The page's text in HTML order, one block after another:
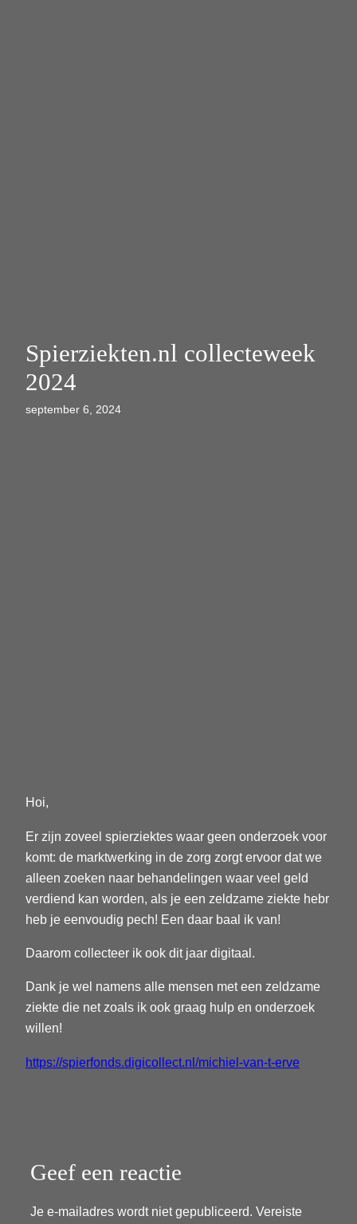
Spierziekten.nl collecteweek
2024
september 6, 2024
Hoi,
Er zijn zoveel spierziektes waar geen onderzoek voor
komt: de marktwerking in de zorg zorgt ervoor dat we
alleen zoeken naar behandelingen waar veel geld
verdiend kan worden, als je een zeldzame ziekte hebr
heb je eenvoudig pech! Een daar baal ik van!
Daarom collecteer ik ook dit jaar digitaal.
Dank je wel namens alle mensen met een zeldzame
ziekte die net zoals ik ook graag hulp en onderzoek
willen!
https://spierfonds.digicollect.nl/michiel-van-t-erve
Geef een reactie
Je e-mailadres wordt niet gepubliceerd. Vereiste